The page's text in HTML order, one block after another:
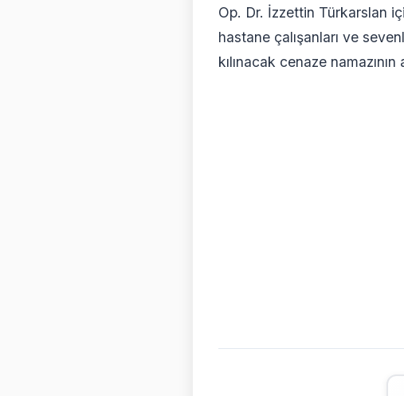
Op. Dr. İzzettin Türkarslan
hastane çalışanları ve
kılınacak cenaze